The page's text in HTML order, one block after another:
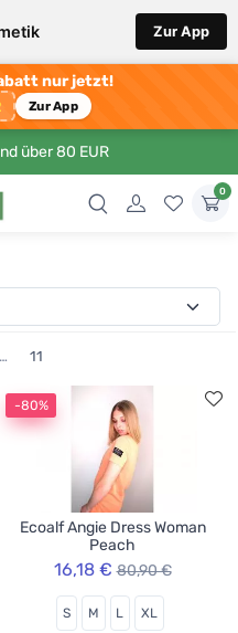
Zur App
nur jetzt!
Zur App
über 80 EUR
0
… 11
-80%
Ecoalf Angie Dress Woman
Peach
16,18 € 80,90 €
S M L XL